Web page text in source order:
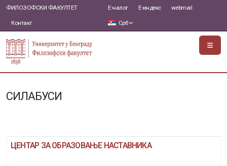
ФИЛОЗОФСКИ ФАКУЛТЕТ
Контакт
Е-налог Е-индекс webmail
Срб
СИЛАБУСИ
ЦЕНТАР ЗА ОБРАЗОВАЊЕ НАСТАВНИКА